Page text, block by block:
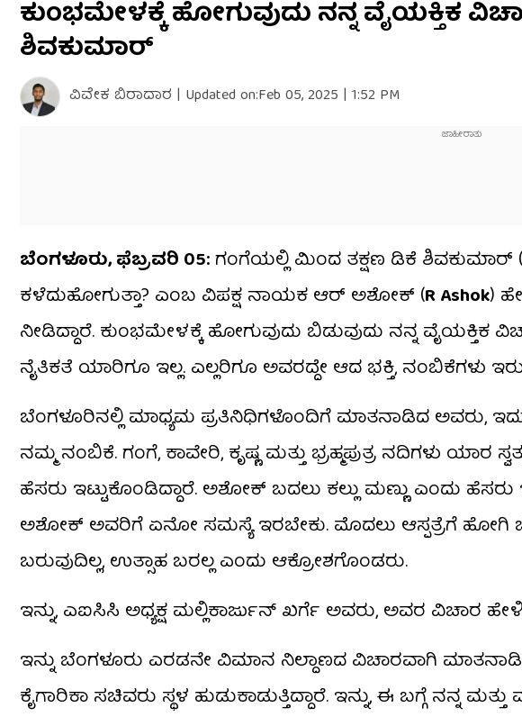
seconds
of
3
minutes,
seconds
0%
ಕುಂಭಮೇಳಕ್ಕೆ ಹೋಗುವುದು ನನ್ನ ವೈಯಕ್ತಿಕ
ಶಿವಕುಮಾರ್
ವಿವೇಕ ಬಿರಾದಾರ | Updated on:Feb 05, 2025 | 1:52 PM
ಬೆಂಗಳೂರು, ಫೆಬ್ರವರಿ 05:ಗಂಗೆಯಲ್ಲಿ ಮಿಂದ ತಕ್ಷಣ ಡಿಕೆ ಶಿವಕುಮಾರ್​ (
ಕಳೆದುಹೋಗುತ್ತಾ? ಎಂಬ ವಿಪಕ್ಷ ನಾಯಕ ಆರ್​ ಅಶೋಕ್​ (R Ashok)
ನೀಡಿದ್ದಾರೆ. ಕುಂಭಮೇಳಕ್ಕೆ ಹೋಗುವುದು ಬಿಡುವುದು ನನ್ನ ವೈಯಕ್ತಿಕ
ನೈತಿಕತೆ ಯಾರಿಗೂ ಇಲ್ಲ. ಎಲ್ಲರಿಗೂ ಅವರದ್ದೇ ಆದ ಭಕ್ತಿ, ನಂಬಿಕೆಗಳು
ಬೆಂಗಳೂರಿನಲ್ಲಿ ಮಾಧ್ಯಮ ಪ್ರತಿನಿಧಿಗಳೊಂದಿಗೆ ಮಾತನಾಡಿದ ಅವರು,
ನಮ್ಮ ನಂಬಿಕೆ. ಗಂಗೆ, ಕಾವೇರಿ, ಕೃಷ್ಣ ಮತ್ತು ಭ್ರಹ್ಮಪುತ್ರ ನದಿಗಳು ಯಾರ
ಹೆಸರು ಇಟ್ಟುಕೊಂಡಿದ್ದಾರೆ. ಅಶೋಕ್ ಬದಲು ಕಲ್ಲು ಮಣ್ಣು ಎಂದು ಹೆಸರು
ಅಶೋಕ್​ ಅವರಿಗೆ ಏನೋ ಸಮಸ್ಯೆ ಇರಬೇಕು. ಮೊದಲು ಆಸ್ಪತ್ರೆಗೆ ಹೋಗಿ
ಬರುವುದಿಲ್ಲ, ಉತ್ಸಾಹ ಬರಲ್ಲ ಎಂದು ಆಕ್ರೋಶಗೊಂಡರು.
ಇನ್ನು, ಎಐಸಿಸಿ ಅಧ್ಯಕ್ಷ ಮಲ್ಲಿಕಾರ್ಜುನ್​ ಖರ್ಗೆ ಅವರು, ಅವರ ವಿಚಾರ
ಇನ್ನು ಬೆಂಗಳೂರು ಎರಡನೇ ವಿಮಾನ ನಿಲ್ದಾಣದ ವಿಚಾರವಾಗಿ
ಕೈಗಾರಿಕಾ ಸಚಿವರು ಸ್ಥಳ ಹುಡುಕಾಡುತ್ತಿದ್ದಾರೆ. ಇನ್ನು, ಈ ಬಗ್ಗೆ ನನ್ನ